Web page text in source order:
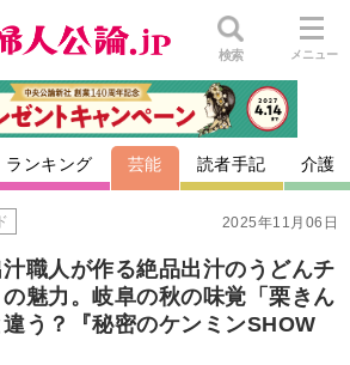
検索 メニュー
ランキング 芸能 読者手記 介護
2025年11月06日
職人が作る絶品出汁のうどんチ
魅力。岐阜の秋の味覚「栗きん
う？『秘密のケンミンSHOW